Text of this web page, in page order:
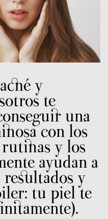
y
te
una
con los
y los
ayudan a
resultados y
tu piel te